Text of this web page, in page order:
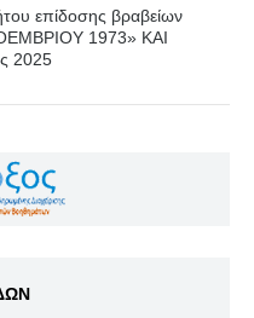
επίδοσης βραβείων
1973» ΚΑΙ
2025